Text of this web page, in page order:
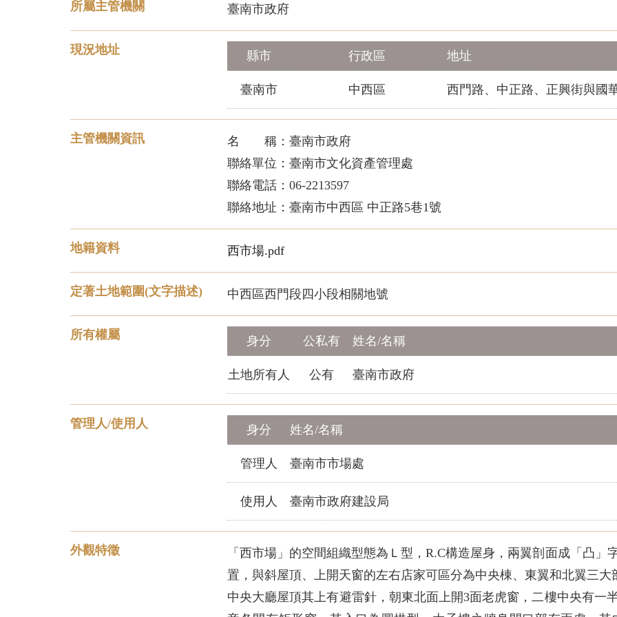
所屬主管機關 臺南市政府
現況地址 縣市 行政區 地址
臺南市 中西區 西門路、中正路、正興街與國
主管機關資訊
名 稱：臺南市政府
聯絡單位：臺南市文化資產管理處
聯絡電話：06-2213597
聯絡地址：臺南市中西區 中正路5巷1號
地籍資料 西市場.pdf
定著土地範圍(文字描述) 中西區西門段四小段相關地號
所有權屬 身分 公私有 姓名/名稱
土地所有人 公有 臺南市政府
管理人/使用人 身分 姓名/名稱
管理人 臺南市市場處
使用人 臺南市政府建設局
外觀特徵
「西市場」的空間組織型態為Ｌ型，R.C構造屋身，兩翼剖面成「凸
置，與斜屋頂、上開天窗的左右店家可區分為中央棟、東翼和北翼三大
中央大廳屋頂其上有避雷針，朝東北面上開3面老虎窗，二樓中央有一